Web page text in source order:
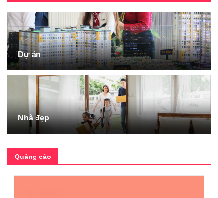
Dự án
Nhà đẹp
Quảng cáo